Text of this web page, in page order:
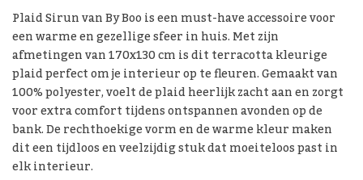
Plaid Sirun van By Boo is een must-have accessoire voor
een warme en gezellige sfeer in huis. Met zijn
afmetingen van 170x130 cm is dit terracotta kleurige
plaid perfect om je interieur op te fleuren. Gemaakt van
100% polyester, voelt de plaid heerlijk zacht aan en zorgt
voor extra comfort tijdens ontspannen avonden op de
bank. De rechthoekige vorm en de warme kleur maken
dit een tijdloos en veelzijdig stuk dat moeiteloos past in
elk interieur.